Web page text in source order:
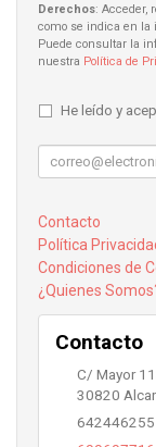
Derechos: Acceder,
como se indica en la
Puede consultar la
nuestra Política de
He leído y
Contacto
Política
Condiciones de
¿Quienes
Contacto
C/ Mayor
30820
642446255